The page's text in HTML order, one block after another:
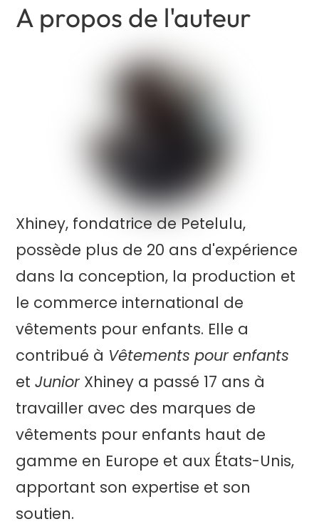
A propos de l'auteur
Xhiney, fondatrice de Petelulu,
possède plus de 20 ans d'expérience
dans la conception, la production et
le commerce international de
vêtements pour enfants. Elle a
contribué à Vêtements pour enfants
etJuniorXhiney a passé 17 ans à
travailler avec des marques de
vêtements pour enfants haut de
gamme en Europe et aux États-Unis,
apportant son expertise et son
soutien.